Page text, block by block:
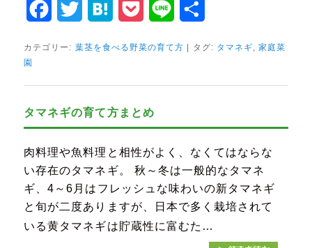
Facebook
Twitter HatenaPocket Line
カテゴリー: 葉茎を食べる野菜の育て方 タグ: タマネギ,家庭菜
園
タマネギの育て方まとめ
肉料理や魚料理と相性がよく、なくてはならな
い存在のタマネギ。 秋～冬は一般的なタマネ
ギ、4～6月はフレッシュな味わいの新タマネギ
と旬が二度ありますが、日本で多く栽培されて
いる黄タマネギは貯蔵性に富むた…